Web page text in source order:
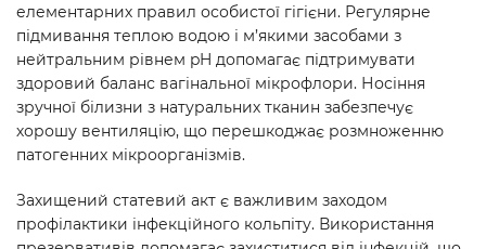
елементарних правил особистої гігієни. Регулярне
підмивання теплою водою і м’якими засобами з
нейтральним рівнем pH допомагає підтримувати
здоровий баланс вагінальної мікрофлори. Носіння
зручної білизни з натуральних тканин забезпечує
хорошу вентиляцію, що перешкоджає розмноженню
патогенних мікроорганізмів.
Захищений статевий акт є важливим заходом
профілактики інфекційного кольпіту. Використання